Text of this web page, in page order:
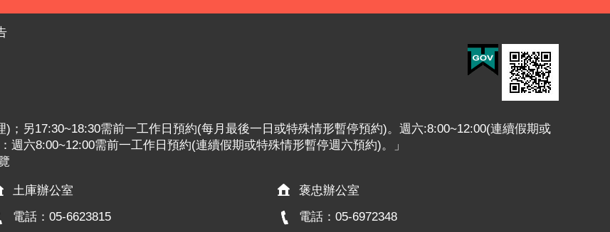
)；另17:30~18:30需前一工作日預約(每月最後一日或特殊情形暫停預約)。週六:8:00~12:00(連續假期或
六8:00~12:00需前一工作日預約(連續假期或特殊情形暫停週六預約)。」
土庫辦公室
電話：05-6623815
褒忠辦公室
電話：05-6972348